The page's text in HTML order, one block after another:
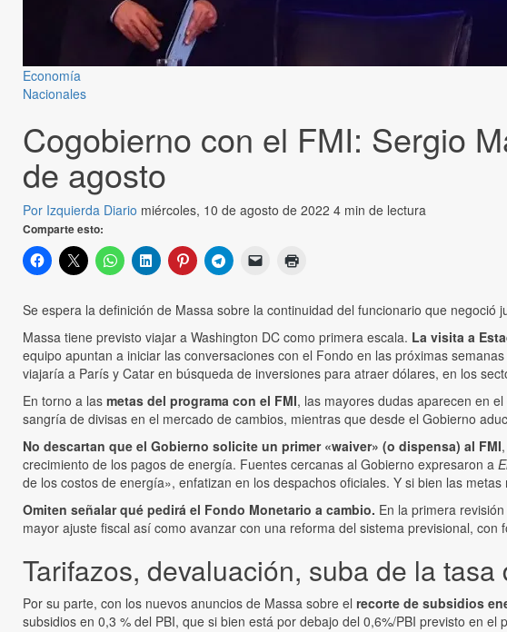
Economía
Nacionales
Cogobierno con el FMI: Sergio
de agosto
Por Izquierda Diario miércoles, 10 de agosto de 2022 4 min de lectura
Comparte esto:
Se espera la definición de Massa sobre la continuidad del funcionario que
Massa tiene previsto viajar a Washington DC como primera escala. La visita a
equipo apuntan a iniciar las conversaciones con el Fondo en las próximas
viajaría a París y Catar en búsqueda de inversiones para atraer dólares, en los
En torno a las metas del programa con el FMI, las mayores dudas aparecen en
sangría de divisas en el mercado de cambios, mientras que desde el Gobierno
No descartan que el Gobierno solicite un primer «waiver» (o dispensa) al FMI
crecimiento de los pagos de energía. Fuentes cercanas al Gobierno expresaron a
de los costos de energía», enfatizan en los despachos oficiales. Y si bien las
Omiten señalar qué pedirá el Fondo Monetario a cambio. En la primera
mayor ajuste fiscal así como avanzar con una reforma del sistema previsional, con
Tarifazos, devaluación, suba de la tasa
Por su parte, con los nuevos anuncios de Massa sobre el recorte de subsidios
subsidios en 0,3 % del PBI, que si bien está por debajo del 0,6%/PBI previsto en